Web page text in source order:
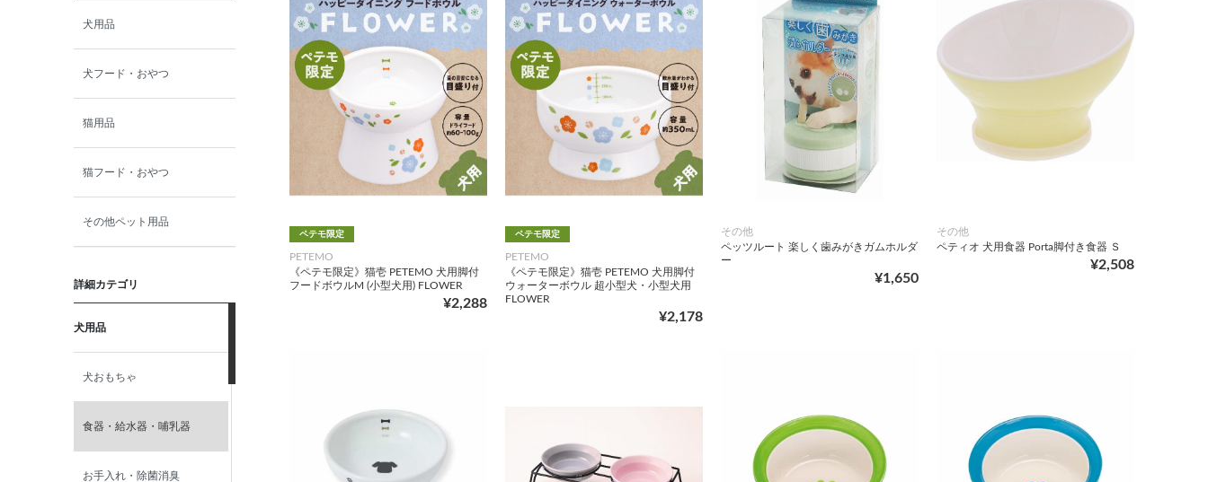
犬用品
犬フード・おやつ
猫用品
猫フード・おやつ
その他ペット用品
詳細カテゴリ
犬用品
犬おもちゃ
食器・給水器・哺乳器
お手入れ・除菌消臭
ペテモ限定
PETEMO
《ペテモ限定》猫壱 PETEMO 犬用脚付
フードボウルM (小型犬用) FLOWER
¥2,288
ペテモ限定
PETEMO
《ペテモ限定》猫壱 PETEMO 犬用脚付
ウォーターボウル 超小型犬・小型犬用
FLOWER
¥2,178
その他
ペッツルート 楽しく歯みがきガムホルダ
ー
¥1,650
その他
ペティオ 犬用食器 Porta脚付き食器 Ｓ
¥2,508